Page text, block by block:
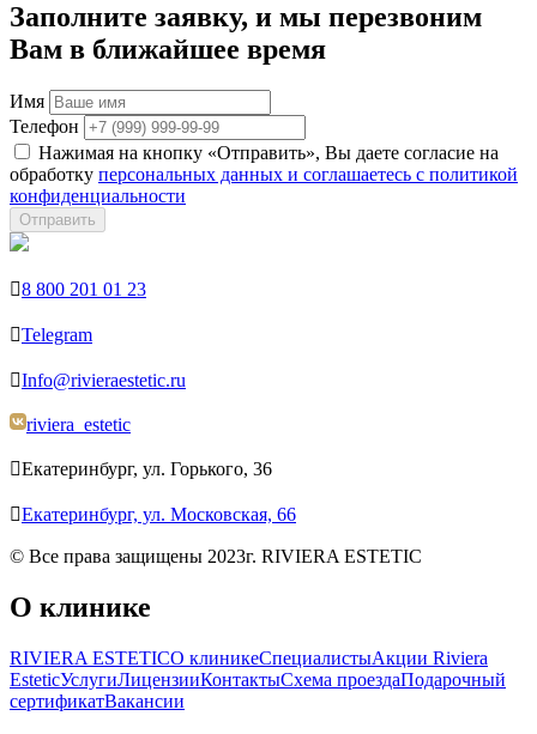
Заполните заявку, и мы перезвоним
Вам в ближайшее время
Имя
Телефон
Нажимая на кнопку «Отправить», Вы даете согласие на
обработку персональных данных и соглашаетесь с политикой
конфиденциальности
Отправить
8 800 201 01 23
Telegram
Info@rivieraestetic.ru
riviera_estetic
Екатеринбург, ул. Горького, 36
Екатеринбург, ул. Московская, 66
© Все права защищены 2023г. RIVIERA ESTETIC
О клинике
RIVIERA ESTETICО клиникеСпециалистыАкции Riviera
EsteticУслугиЛицензииКонтактыСхема проездаПодарочный
сертификатВакансии